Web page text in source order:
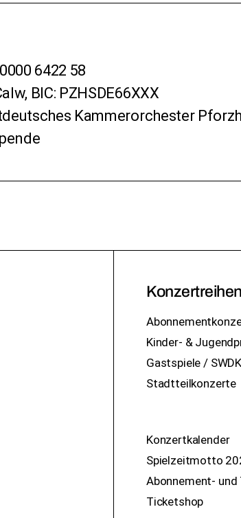
6422 58
BIC: PZHSDE66XXX
Kammerorchester
Konzertreihen
Kinder- &
Gastspiele /
Stadtteilkonzerte
Konzertkalender
Spielzeitmotto
Abonnement-
Ticketshop